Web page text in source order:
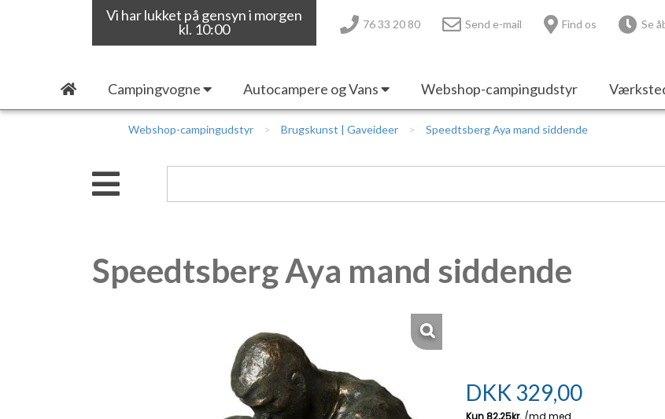
Vi har lukket på gensyn i morgen
kl. 10:00
76 33 20 80 Send e-mail Find os Se
Campingvogne Autocampere og Vans Webshop-campingudstyr
Webshop-campingudstyr Brugskunst | Gaveideer Speedtsberg Aya mand siddende
Speedtsberg Aya mand siddende
DKK 329,00